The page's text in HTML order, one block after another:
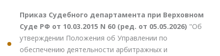
Приказ Судебного департамента при Верховном
Суде РФ от 10.03.2015 N 60 (ред. от 05.05.2026) "Об
утверждении Положения об Управлении по
обеспечению деятельности арбитражных и